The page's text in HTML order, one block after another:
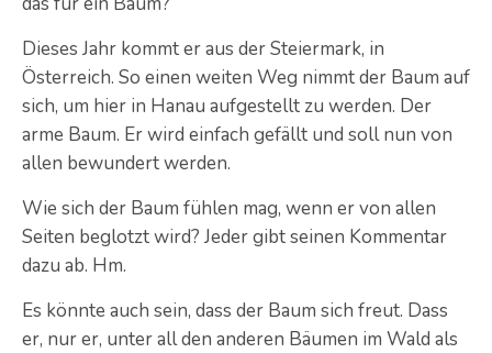
Dieses Jahr kommt er aus der Steiermark, in
Österreich. So einen weiten Weg nimmt der Baum auf
sich, um hier in Hanau aufgestellt zu werden. Der
arme Baum. Er wird einfach gefällt und soll nun von
allen bewundert werden.
Wie sich der Baum fühlen mag, wenn er von allen
Seiten beglotzt wird? Jeder gibt seinen Kommentar
dazu ab. Hm.
Es könnte auch sein, dass der Baum sich freut. Dass
er, nur er, unter all den anderen Bäumen im Wald als